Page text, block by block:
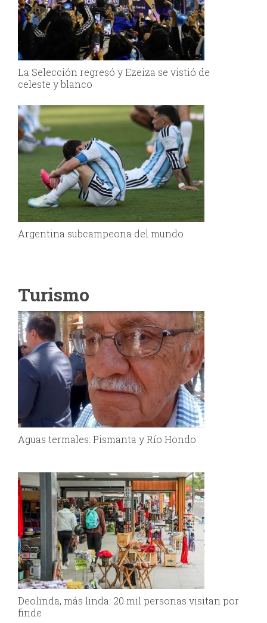
La Selección regresó y Ezeiza se vistió de
celeste y blanco
Argentina subcampeona del mundo
Turismo
Aguas termales: Pismanta y Río Hondo
Deolinda, más linda: 20 mil personas visitan por
finde